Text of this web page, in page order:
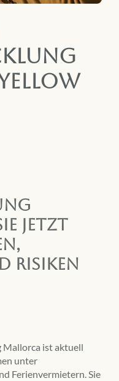
jetzt
Risiken
ist aktuell
unter
Ferienvermietern. Sie